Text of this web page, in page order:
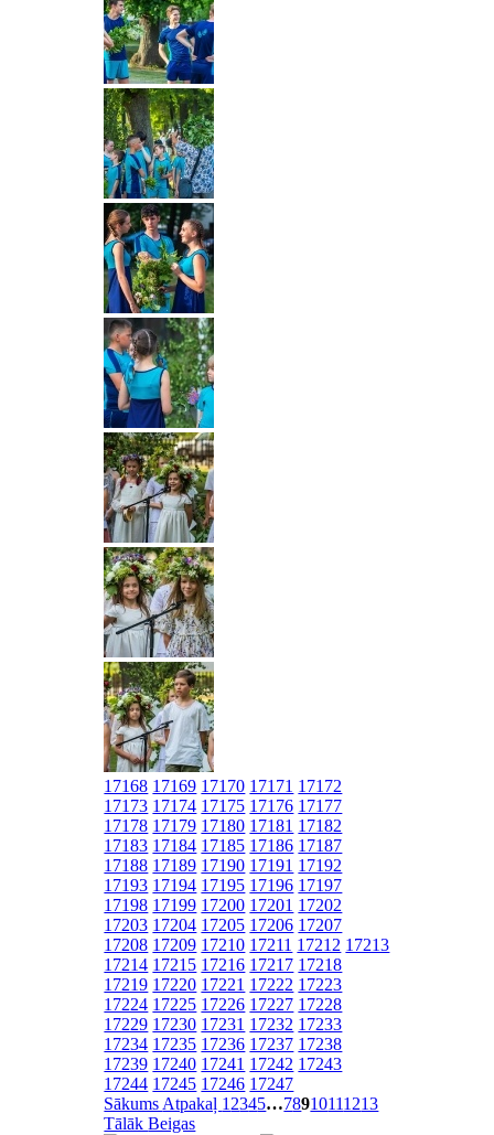
17168 17169 17170 17171 17172
17173 17174 17175 17176 17177
17178 17179 17180 17181 17182
17183 17184 17185 17186 17187
17188 17189 17190 17191 17192
17193 17194 17195 17196 17197
17198 17199 17200 17201 17202
17203 17204 17205 17206 17207
17208 17209 17210 17211 17212 17213
17214 17215 17216 17217 17218
17219 17220 17221 17222 17223
17224 17225 17226 17227 17228
17229 17230 17231 17232 17233
17234 17235 17236 17237 17238
17239 17240 17241 17242 17243
17244 17245 17246 17247
SākumsAtpakaļ 12345…78910111213
TālākBeigas